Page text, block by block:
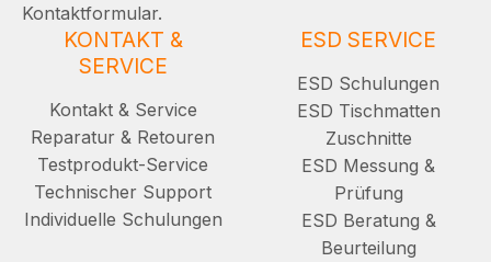
Kontaktformular.
KONTAKT &
SERVICE
Kontakt & Service
Reparatur & Retouren
Testprodukt-Service
Technischer Support
Individuelle Schulungen
ESD SERVICE
ESD Schulungen
ESD Tischmatten
Zuschnitte
ESD Messung &
Prüfung
ESD Beratung &
Beurteilung